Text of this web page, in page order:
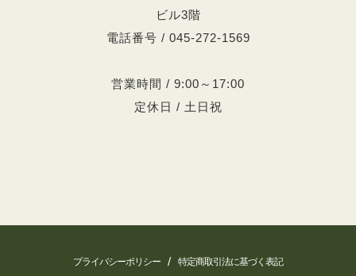
ビル3階
電話番号 / 045-272-1569
営業時間 / 9:00～17:00
定休日 / 土日祝
プライバシーポリシー / 特定商取引法に基づく表記